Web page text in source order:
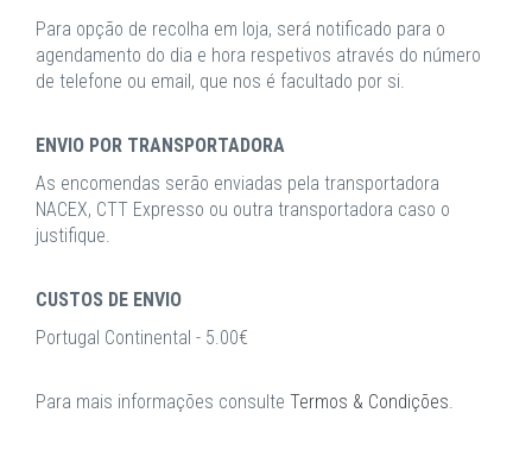
Para opção de recolha em loja, será notificado para o
agendamento do dia e hora respetivos através do número
de telefone ou email, que nos é facultado por si.
ENVIO POR TRANSPORTADORA
As encomendas serão enviadas pela transportadora
NACEX, CTT Expresso ou outra transportadora caso o
justifique.
CUSTOS DE ENVIO
Portugal Continental - 5.00€
Para mais informações consulte Termos & Condições.